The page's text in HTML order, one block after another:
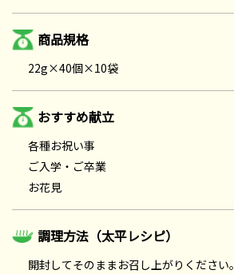
商品規格
22g×40個×10袋
おすすめ献立
各種お祝い事
ご入学・ご卒業
お花見
調理方法（太平レシピ）
開封してそのままお召し上がりください。